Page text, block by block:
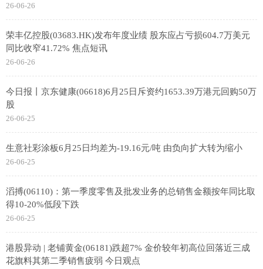
26-06-26
荣丰亿控股(03683.HK)发布年度业绩 股东应占亏损604.7万美元
同比收窄41.72% 焦点短讯
26-06-26
今日报丨京东健康(06618)6月25日斥资约1653.39万港元回购50万
股
26-06-25
生意社彩涂板6月25日均差为-19.16元/吨 由负向扩大转为缩小
26-06-25
滔搏(06110)：第一季度零售及批发业务的总销售金额按年同比取
得10-20%低段下跌
26-06-25
港股异动 | 老铺黄金(06181)跌超7% 金价较年初高位回落近三成
花旗料其第二季销售疲弱 今日观点